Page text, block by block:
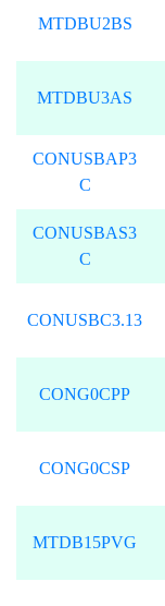
MTDBU2BS
MTDBU3AS
CONUSBAP3
C
CONUSBAS3
C
CONUSBC3.13
CONG0CPP
CONG0CSP
MTDB15PVG